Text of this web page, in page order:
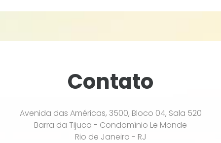
Contato
Avenida das Américas, 3500, Bloco 04, Sala 520
Barra da Tijuca - Condomínio Le Monde
Rio de Janeiro - RJ